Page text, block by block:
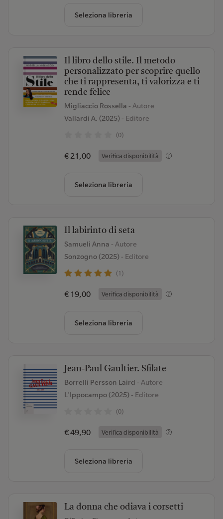
Seleziona libreria
Il libro dello stile. Il metodo
personalizzato per scoprire quello
che ti rappresenta, ti valorizza e ti
rende felice
Migliaccio Rossella - Autore
Vallardi A. (2025)- Editore
(0)
€ 21,00 Verifica disponibilità
Seleziona libreria
Il labirinto di seta
Samueli Anna - Autore
Sonzogno (2025)- Editore
(1)
€ 19,00 Verifica disponibilità
Seleziona libreria
Jean-Paul Gaultier. Sfilate
Borrelli Persson Laird - Autore
L'Ippocampo (2025)- Editore
(0)
€ 49,90 Verifica disponibilità
Seleziona libreria
La donna che odiava i corsetti